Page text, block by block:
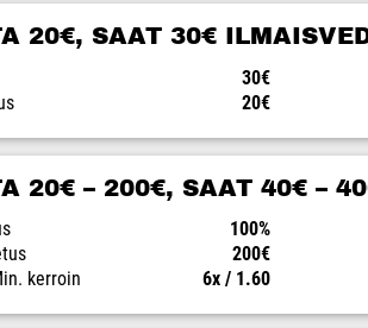
20€, SAAT 30€
30€
20€
20€ – 200€, SAAT 40€ –
100%
200€
kerroin
6x / 1.60